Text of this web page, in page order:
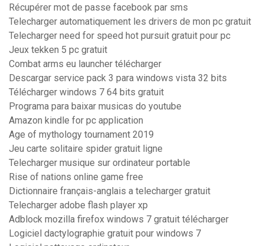
Récupérer mot de passe facebook par sms
Telecharger automatiquement les drivers de mon pc gratuit
Telecharger need for speed hot pursuit gratuit pour pc
Jeux tekken 5 pc gratuit
Combat arms eu launcher télécharger
Descargar service pack 3 para windows vista 32 bits
Télécharger windows 7 64 bits gratuit
Programa para baixar musicas do youtube
Amazon kindle for pc application
Age of mythology tournament 2019
Jeu carte solitaire spider gratuit ligne
Telecharger musique sur ordinateur portable
Rise of nations online game free
Dictionnaire français-anglais a telecharger gratuit
Telecharger adobe flash player xp
Adblock mozilla firefox windows 7 gratuit télécharger
Logiciel dactylographie gratuit pour windows 7